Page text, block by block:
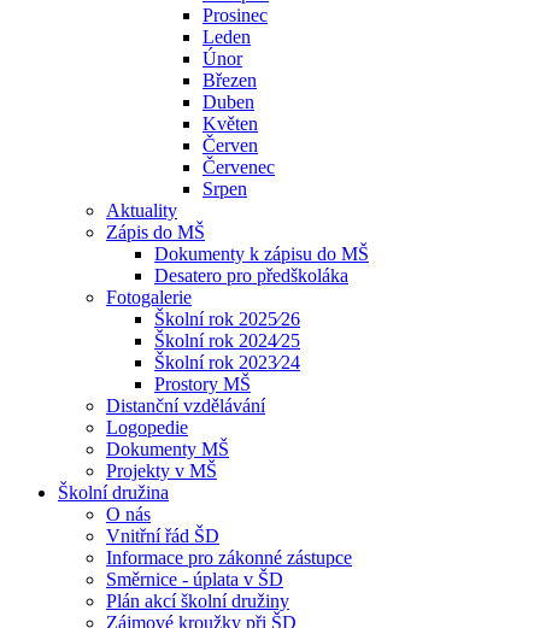
Prosinec
Leden
Únor
Březen
Duben
Květen
Červen
Červenec
Srpen
Aktuality
Zápis do MŠ
Dokumenty k zápisu do MŠ
Desatero pro předškoláka
Fotogalerie
Školní rok 2025⁄26
Školní rok 2024⁄25
Školní rok 2023⁄24
Prostory MŠ
Distanční vzdělávání
Logopedie
Dokumenty MŠ
Projekty v MŠ
Školní družina
O nás
Vnitřní řád ŠD
Informace pro zákonné zástupce
Směrnice - úplata v ŠD
Plán akcí školní družiny
Zájmové kroužky při ŠD